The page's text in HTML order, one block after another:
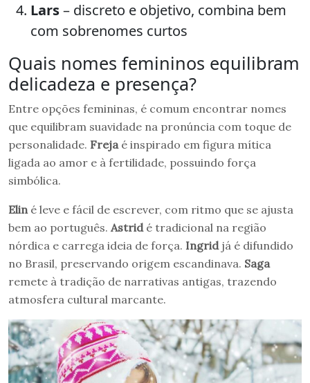
Lars– discreto e objetivo, combina bem
com sobrenomes curtos
Quais nomes femininos equilibram
delicadeza e presença?
Entre opções femininas, é comum encontrar nomes
que equilibram suavidade na pronúncia com toque de
personalidade. Frejaé inspirado em figura mítica
ligada ao amor e à fertilidade, possuindo força
simbólica.
Eliné leve e fácil de escrever, com ritmo que se ajusta
bem ao português. Astridé tradicional na região
nórdica e carrega ideia de força. Ingridjá é difundido
no Brasil, preservando origem escandinava. Saga
remete à tradição de narrativas antigas, trazendo
atmosfera cultural marcante.